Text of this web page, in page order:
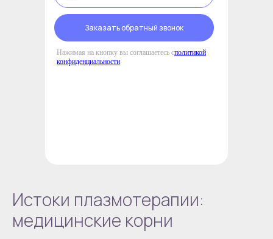
Заказать обратный звонок
Нажимая на кнопку вы соглашаетесь сполитикой
конфиденциальности
Истоки плазмотерапии:
медицинские корни